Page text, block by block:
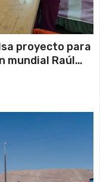
proyecto para
mundial Raúl